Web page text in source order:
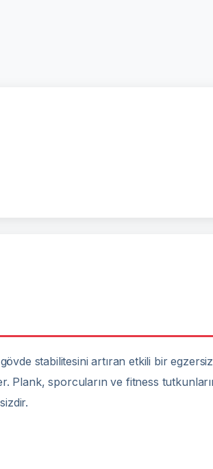
stabilitesini artıran etkili bir
Plank, sporcuların ve fitness